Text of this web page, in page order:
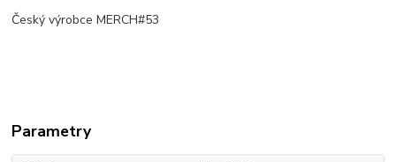
Český výrobce MERCH#53
Parametry